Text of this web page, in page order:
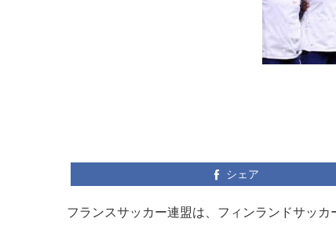
シェア
フランスサッカー連盟は、フィンランドサッ